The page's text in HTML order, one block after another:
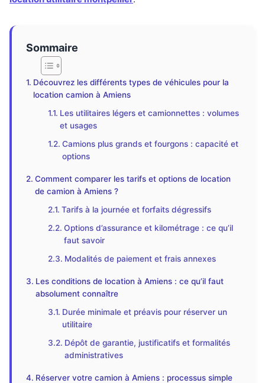
Sommaire
Découvrez les différents types de véhicules pour la
location camion à Amiens
Les utilitaires légers et camionnettes : volumes
et usages
Camions plus grands et fourgons : capacité et
options
Comment comparer les tarifs et options de location
de camion à Amiens ?
Tarifs à la journée et forfaits dégressifs
Options d’assurance et kilométrage : ce qu’il
faut savoir
Modalités de paiement et frais annexes
Les conditions de location à Amiens : ce qu’il faut
absolument connaître
Durée minimale et préavis pour réserver un
utilitaire
Dépôt de garantie, justificatifs et formalités
administratives
Réserver votre camion à Amiens : processus simple